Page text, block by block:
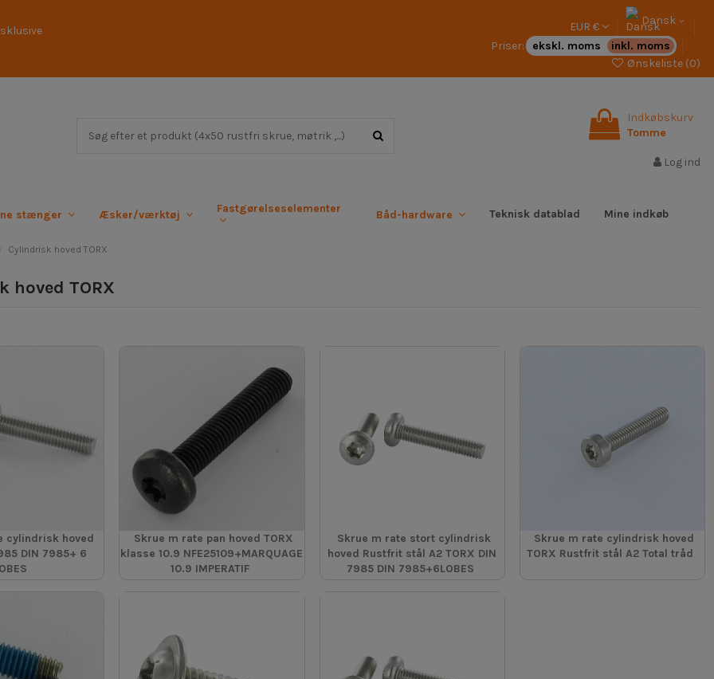
EUR €
Dansk
Priser:
ekskl. moms
inkl. moms
Ønskeliste (0)
Indkøbskurv
Tomme
Log ind
stænger Æsker/værktøj Fastgørelseselementer Båd-hardware Teknisk datablad Mine indkøb
Cylindrisk hoved TORX
hoved TORX
cylindrisk hoved
DIN 7985+ 6
Skrue m rate pan hoved TORX
klasse 10.9 NFE25109+MARQUAGE
10.9 IMPERATIF
Skrue m rate stort cylindrisk
hoved Rustfrit stål A2 TORX DIN
7985 DIN 7985+6LOBES
Skrue m rate cylindrisk hoved
TORX Rustfrit stål A2 Total tråd